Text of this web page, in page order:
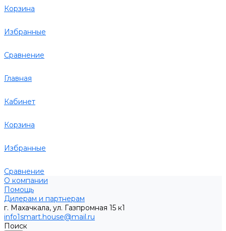
Корзина
Избранные
Сравнение
Главная
Кабинет
Корзина
Избранные
Сравнение
О компании
Помощь
Дилерам и партнерам
г. Махачкала, ул. Газпромная 15 к1
info1smart.house@mail.ru
Поиск